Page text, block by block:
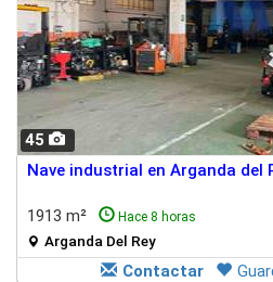
45
Nave industrial en Arganda del
1913 m² Hace 8 horas
Arganda Del Rey
Contactar